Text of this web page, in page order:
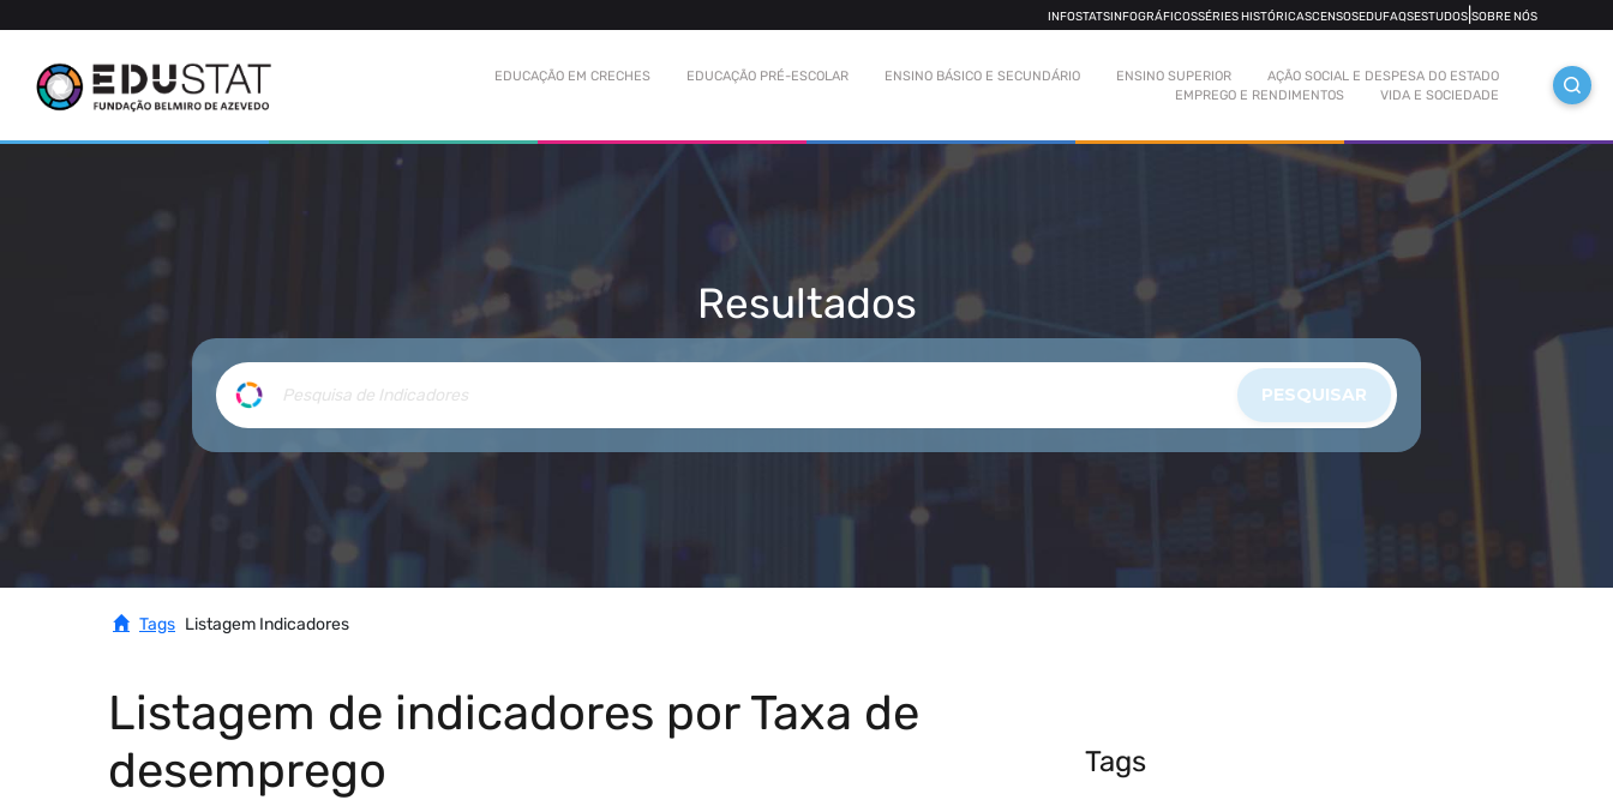
INFOSTATSINFOGRÁFICOSSÉRIES HISTÓRICASCENSOSEDUFAQSESTUDOS SOBRE NÓS
EDUCAÇÃO EM CRECHES EDUCAÇÃO PRÉ-ESCOLAR ENSINO BÁSICO E SECUNDÁRIO ENSINO SUPERIOR
AÇÃO SOCIAL E DESPESA DO ESTADO
EMPREGO E RENDIMENTOS
VIDA E SOCIEDADE
Resultados
Tags Listagem Indicadores
Listagem de indicadores por Taxa de
desemprego
Tags